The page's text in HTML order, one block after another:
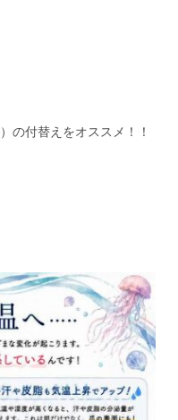
の付替えをオススメ！！